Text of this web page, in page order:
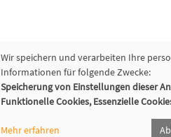
Wir speichern und verarbeiten Ihre
Informationen für folgende Zwecke:
Speicherung von Einstellungen dieser
Funktionelle Cookies, Essenzielle
Mehr erfahren